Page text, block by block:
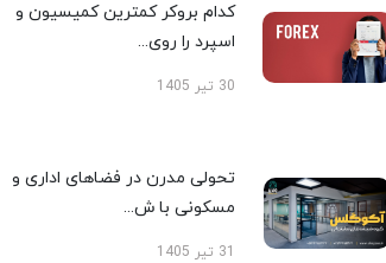
کدام بروکر کمترین کمیسیون و
اسپرد را روی...
30 تیر 1405
تحولی مدرن در فضاهای اداری و
مسکونی با ش...
31 تیر 1405